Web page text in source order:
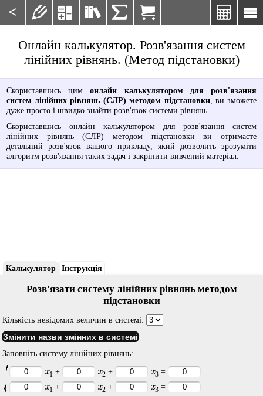
< 

    
Онлайн калькулятор. Розв'язання систем
лінійних рівнянь. (Метод підстановки)
Скориставшись цимонлайн калькулятором для розв'язання
систем лінійних рівнянь (СЛР) методом підстановки, ви зможете
дуже просто і швидко знайти розв'язок системи рівнянь.
Скориставшись онлайн калькулятором для розв'язання систем
лінійних рівнянь (СЛР) методом підстановки ви отримаєте
детальний розв'язок вашого прикладу, який дозволить зрозуміти
алгоритм розв'язання таких задач і закріпити вивчений матеріал.
Калькулятор Інструкція
Розв'язати систему лінійних рівнянь методом
підстановки
Кількість невідомих величин в системі:
Змінити назви змінних в системі
Заповніть систему лінійних рівнянь:
x1 + x2 + x3 =
x1 + x2 + x3 =